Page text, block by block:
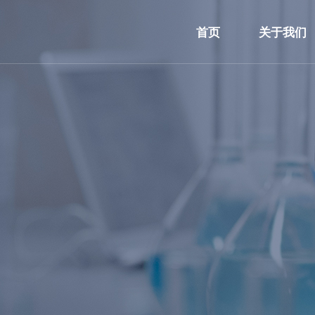
首页 关于我们